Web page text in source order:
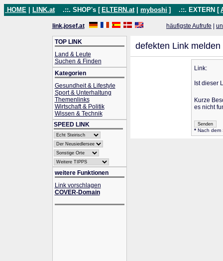
HOME LINK.at .::. SHOP's [ ELTERN.at myboshi ] .::. EXTERN [
link.josef.at häufigste Aufrufe
TOP LINK
Land & Leute
Suchen & Finden
Kategorien
Gesundheit & Lifestyle
Sport & Unterhaltung
Themenlinks
Wirtschaft & Politik
Wissen & Technik
SPEED LINK
weitere Funktionen
Link vorschlagen
COVER-Domain
defekten Link melden
Link:
Ist dieser
Kurze
es nicht
*Nach dem